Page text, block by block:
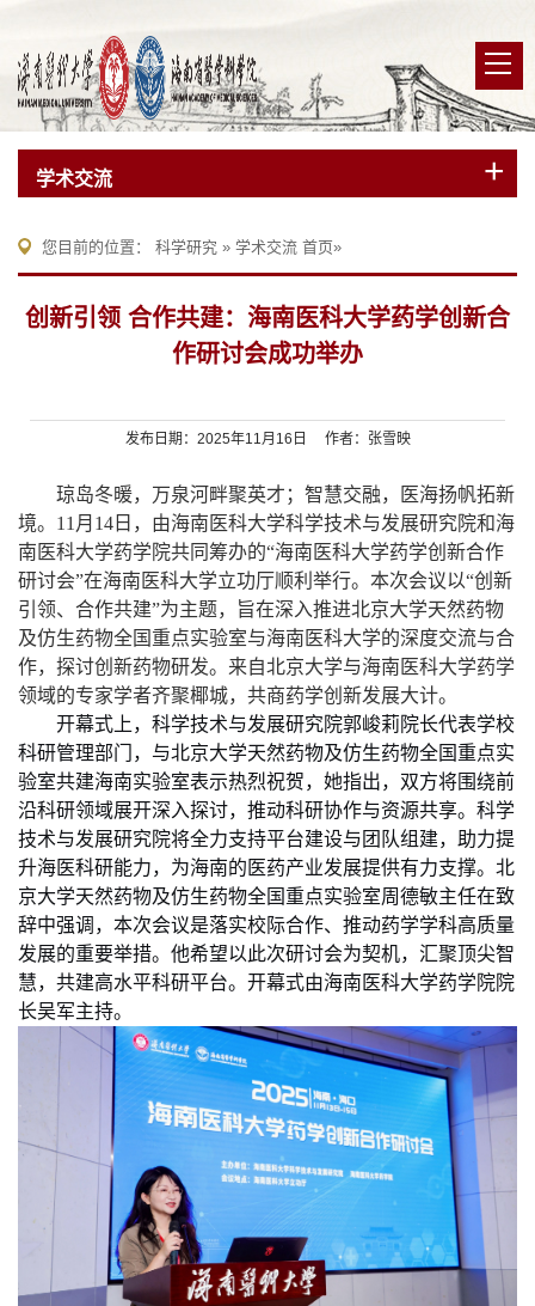
学术交流
您目前的位置： 科学研究 » 学术交流 首页»
创新引领 合作共建：海南医科大学药学创新合
作研讨会成功举办
发布日期：2025年11月16日 作者：张雪映
琼岛冬暖，万泉河畔聚英才；智慧交融，医海扬帆拓新
境。 11月14日，由海南医科大学科学技术与发展研究院和海
南医科大学药学院共同筹办的“海南医科大学药学创新合作
研讨会”在海南医科大学立功厅顺利举行。本次会议以“创新
引领、合作共建”为主题，旨在深入推进北京大学天然药物
及仿生药物全国重点实验室与海南医科大学的深度交流与合
作， 探讨创新药物研发。来自北京大学与海南医科大学药学
领域的专家学者齐聚椰城，共商药学创新发展大计。
开幕式上，科学技术与发展研究院郭峻莉 院长代表学校
科研管理部门，与北京大学天然药物及仿生药物全国重点实
验室共建海南实验室表示热烈祝贺，她指出，双方将围绕前
沿科研领域展开深入探讨，推动科研协作与资源共享。 科学
技术与发展研究院将全力支持平台建设与团队组建，助力提
升海医科研能力，为海南的 医药产业发展提供有力支撑。北
京大学天然药物及仿生药物全国重点实验室周德敏主任在致
辞中强调，本次会议是落实校际合作、推动药学学科高质量
发展的重要举措。他希望以此次研讨会为契机，汇聚顶尖智
慧，共建高水平科研平台。开幕式由海南医科大学药学院院
长吴军主持。